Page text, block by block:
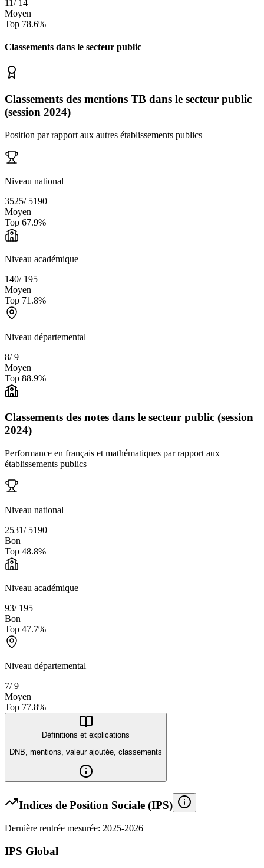
11 / 14
Moyen
Top 78.6%
Classements dans le secteur public
Classements des mentions TB dans le secteur public
(session 2024)
Position par rapport aux autres établissements publics
Niveau national
3525/ 5190
Moyen
Top 67.9%
Niveau académique
140/ 195
Moyen
Top 71.8%
Niveau départemental
8/9
Moyen
Top 88.9%
Classements des notes dans le secteur public (session
2024)
Performance en français et mathématiques par rapport aux
établissements publics
Niveau national
2531/ 5190
Bon
Top 48.8%
Niveau académique
93/ 195
Bon
Top 47.7%
Niveau départemental
7/9
Moyen
Top 77.8%
Définitions et explications
DNB, mentions, valeur ajoutée, classements
Indices de Position Sociale (IPS)
Dernière rentrée mesurée: 2025-2026
IPS Global